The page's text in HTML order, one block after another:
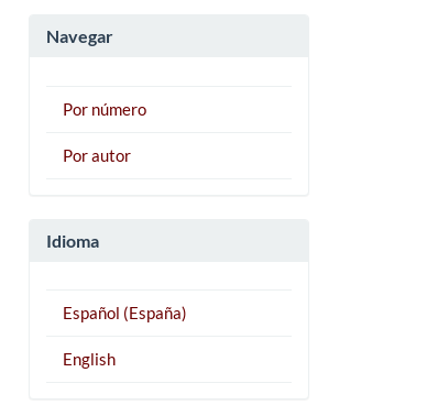
Navegar
Por número
Por autor
Idioma
Español (España)
English